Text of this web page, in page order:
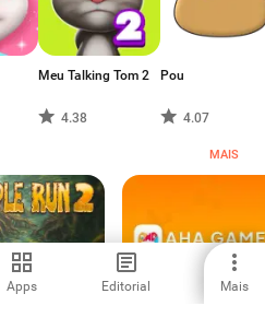
Apps Editorial Mais
Meu Talking Tom 2
4.38
Pou
4.07
MAIS